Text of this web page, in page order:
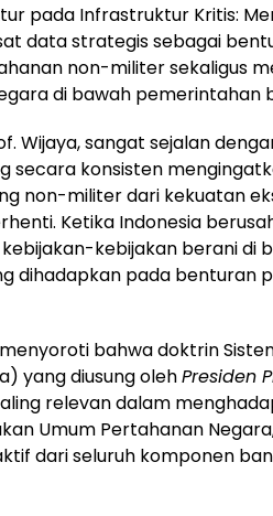
pada Infrastruktur Kritis:
data strategis sebagai
non-militer sekaligus
di bawah pemerintahan
Wijaya, sangat sejalan
secara konsisten
non-militer dari kekuatan
Ketika Indonesia
kebijakan berani di
dihadapkan pada benturan
bahwa doktrin
yang diusung olehPresiden
relevan dalam
Umum Pertahanan
dari seluruh komponen